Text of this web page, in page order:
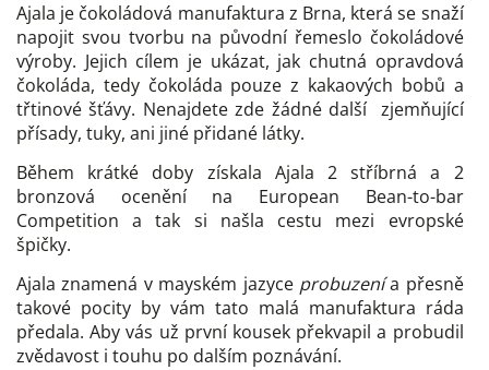
Ajala je čokoládová manufaktura z Brna, která se snaží
napojit svou tvorbu na původní řemeslo čokoládové
výroby. Jejich cílem je ukázat, jak chutná opravdová
čokoláda, tedy čokoláda pouze z kakaových bobů a
třtinové šťávy. Nenajdete zde žádné další zjemňující
přísady, tuky, ani jiné přidané látky.
Během krátké doby získala Ajala 2 stříbrná a 2
bronzová ocenění na European Bean-to-bar
Competition a tak si našla cestu mezi evropské
špičky.
Ajala znamená v mayském jazyce probuzenía přesně
takové pocity by vám tato malá manufaktura ráda
předala. Aby vás už první kousek překvapil a probudil
zvědavost i touhu po dalším poznávání.